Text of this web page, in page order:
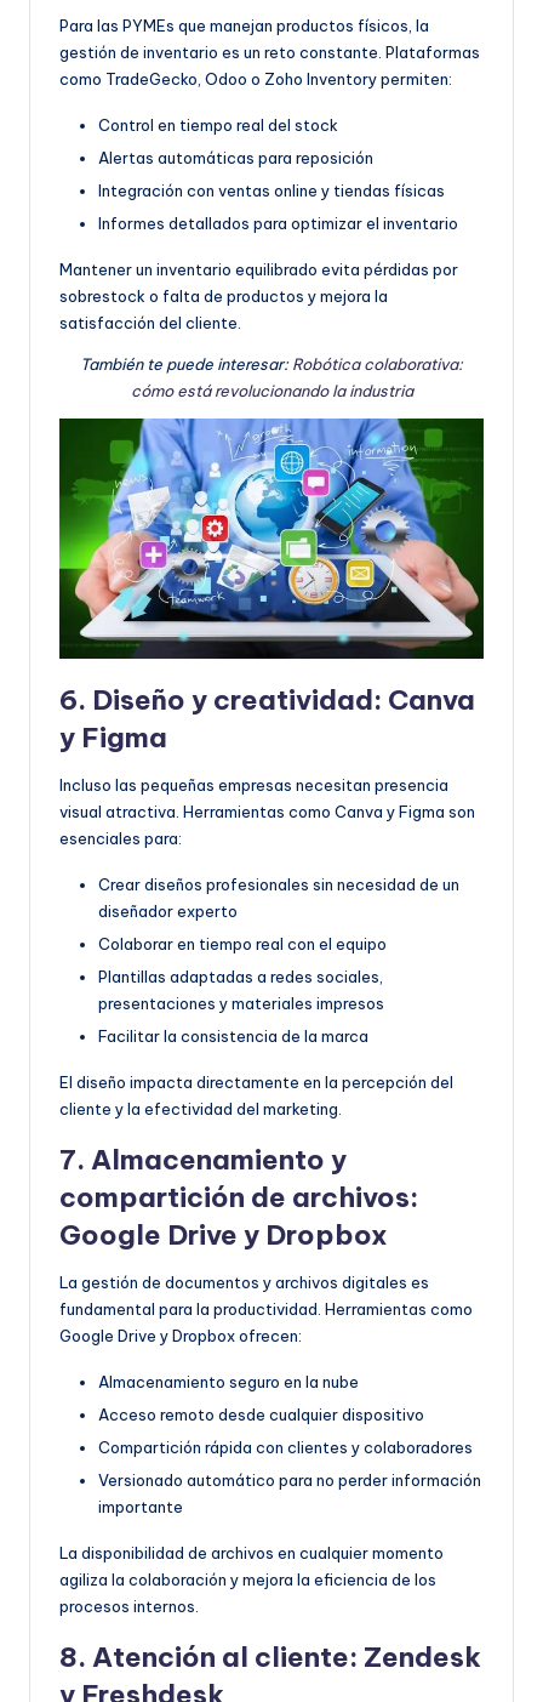
Para las PYMEs que manejan productos físicos, la
gestión de inventario es un reto constante. Plataformas
como TradeGecko, Odoo o Zoho Inventory permiten:
Control en tiempo real del stock
Alertas automáticas para reposición
Integración con ventas online y tiendas físicas
Informes detallados para optimizar el inventario
Mantener un inventario equilibrado evita pérdidas por
sobrestock o falta de productos y mejora la
satisfacción del cliente.
También te puede interesar:Robótica colaborativa:
cómo está revolucionando la industria
6. Diseño y creatividad: Canva
y Figma
Incluso las pequeñas empresas necesitan presencia
visual atractiva. Herramientas como Canva y Figma son
esenciales para:
Crear diseños profesionales sin necesidad de un
diseñador experto
Colaborar en tiempo real con el equipo
Plantillas adaptadas a redes sociales,
presentaciones y materiales impresos
Facilitar la consistencia de la marca
El diseño impacta directamente en la percepción del
cliente y la efectividad del marketing.
7. Almacenamiento y
compartición de archivos:
Google Drive y Dropbox
La gestión de documentos y archivos digitales es
fundamental para la productividad. Herramientas como
Google Drive y Dropbox ofrecen:
Almacenamiento seguro en la nube
Acceso remoto desde cualquier dispositivo
Compartición rápida con clientes y colaboradores
Versionado automático para no perder información
importante
La disponibilidad de archivos en cualquier momento
agiliza la colaboración y mejora la eficiencia de los
procesos internos.
8. Atención al cliente: Zendesk
y Freshdesk